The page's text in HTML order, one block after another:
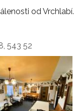
od Vrchlabí.
543 52